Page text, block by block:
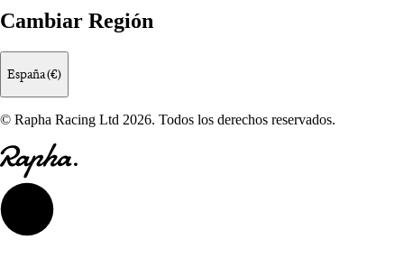
Cambiar Región
España (€)
© Rapha Racing Ltd 2026. Todos los derechos reservados.